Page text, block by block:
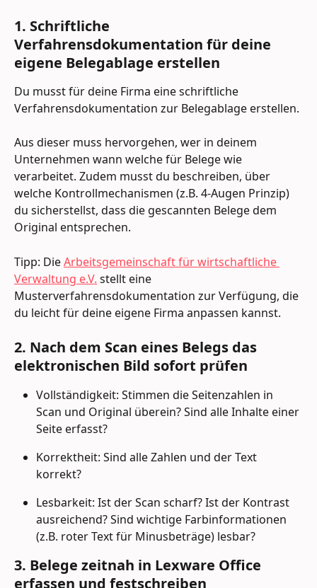
1. Schriftliche
Verfahrensdokumentation für deine
eigene Belegablage erstellen
Du musst für deine Firma eine schriftliche
Verfahrensdokumentation zur Belegablage erstellen.
Aus dieser muss hervorgehen, wer in deinem
Unternehmen wann welche für Belege wie
verarbeitet. Zudem musst du beschreiben, über
welche Kontrollmechanismen (z.B. 4-Augen Prinzip)
du sicherstellst, dass die gescannten Belege dem
Original entsprechen.
Tipp: Die Arbeitsgemeinschaft für wirtschaftliche
Verwaltung e.V. stellt eine
Musterverfahrensdokumentation zur Verfügung, die
du leicht für deine eigene Firma anpassen kannst.
2. Nach dem Scan eines Belegs das
elektronischen Bild sofort prüfen
Vollständigkeit: Stimmen die Seitenzahlen in
Scan und Original überein? Sind alle Inhalte einer
Seite erfasst?
Korrektheit: Sind alle Zahlen und der Text
korrekt?
Lesbarkeit: Ist der Scan scharf? Ist der Kontrast
ausreichend? Sind wichtige Farbinformationen
(z.B. roter Text für Minusbeträge) lesbar?
3. Belege zeitnah in Lexware Office
erfassen und festschreiben